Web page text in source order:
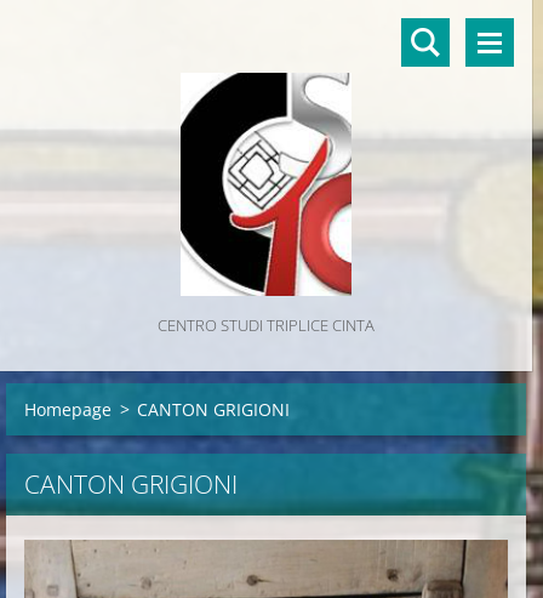
CENTRO STUDI TRIPLICE CINTA
Homepage > CANTON GRIGIONI
CANTON GRIGIONI